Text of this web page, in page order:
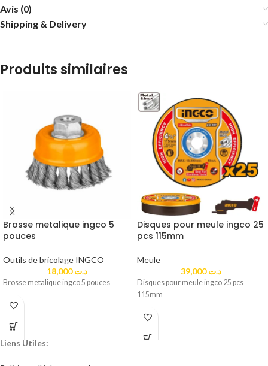
Avis (0)
Shipping & Delivery
Produits similaires
Brosse metalique ingco 5
pouces
Outils de bricolage INGCO
د.ت18,000
Brosse metalique ingco 5 pouces
Disques pour meule ingco 25
pcs 115mm
Meule
د.ت39,000
Disques pour meule ingco 25 pcs
115mm
Liens Utiles: